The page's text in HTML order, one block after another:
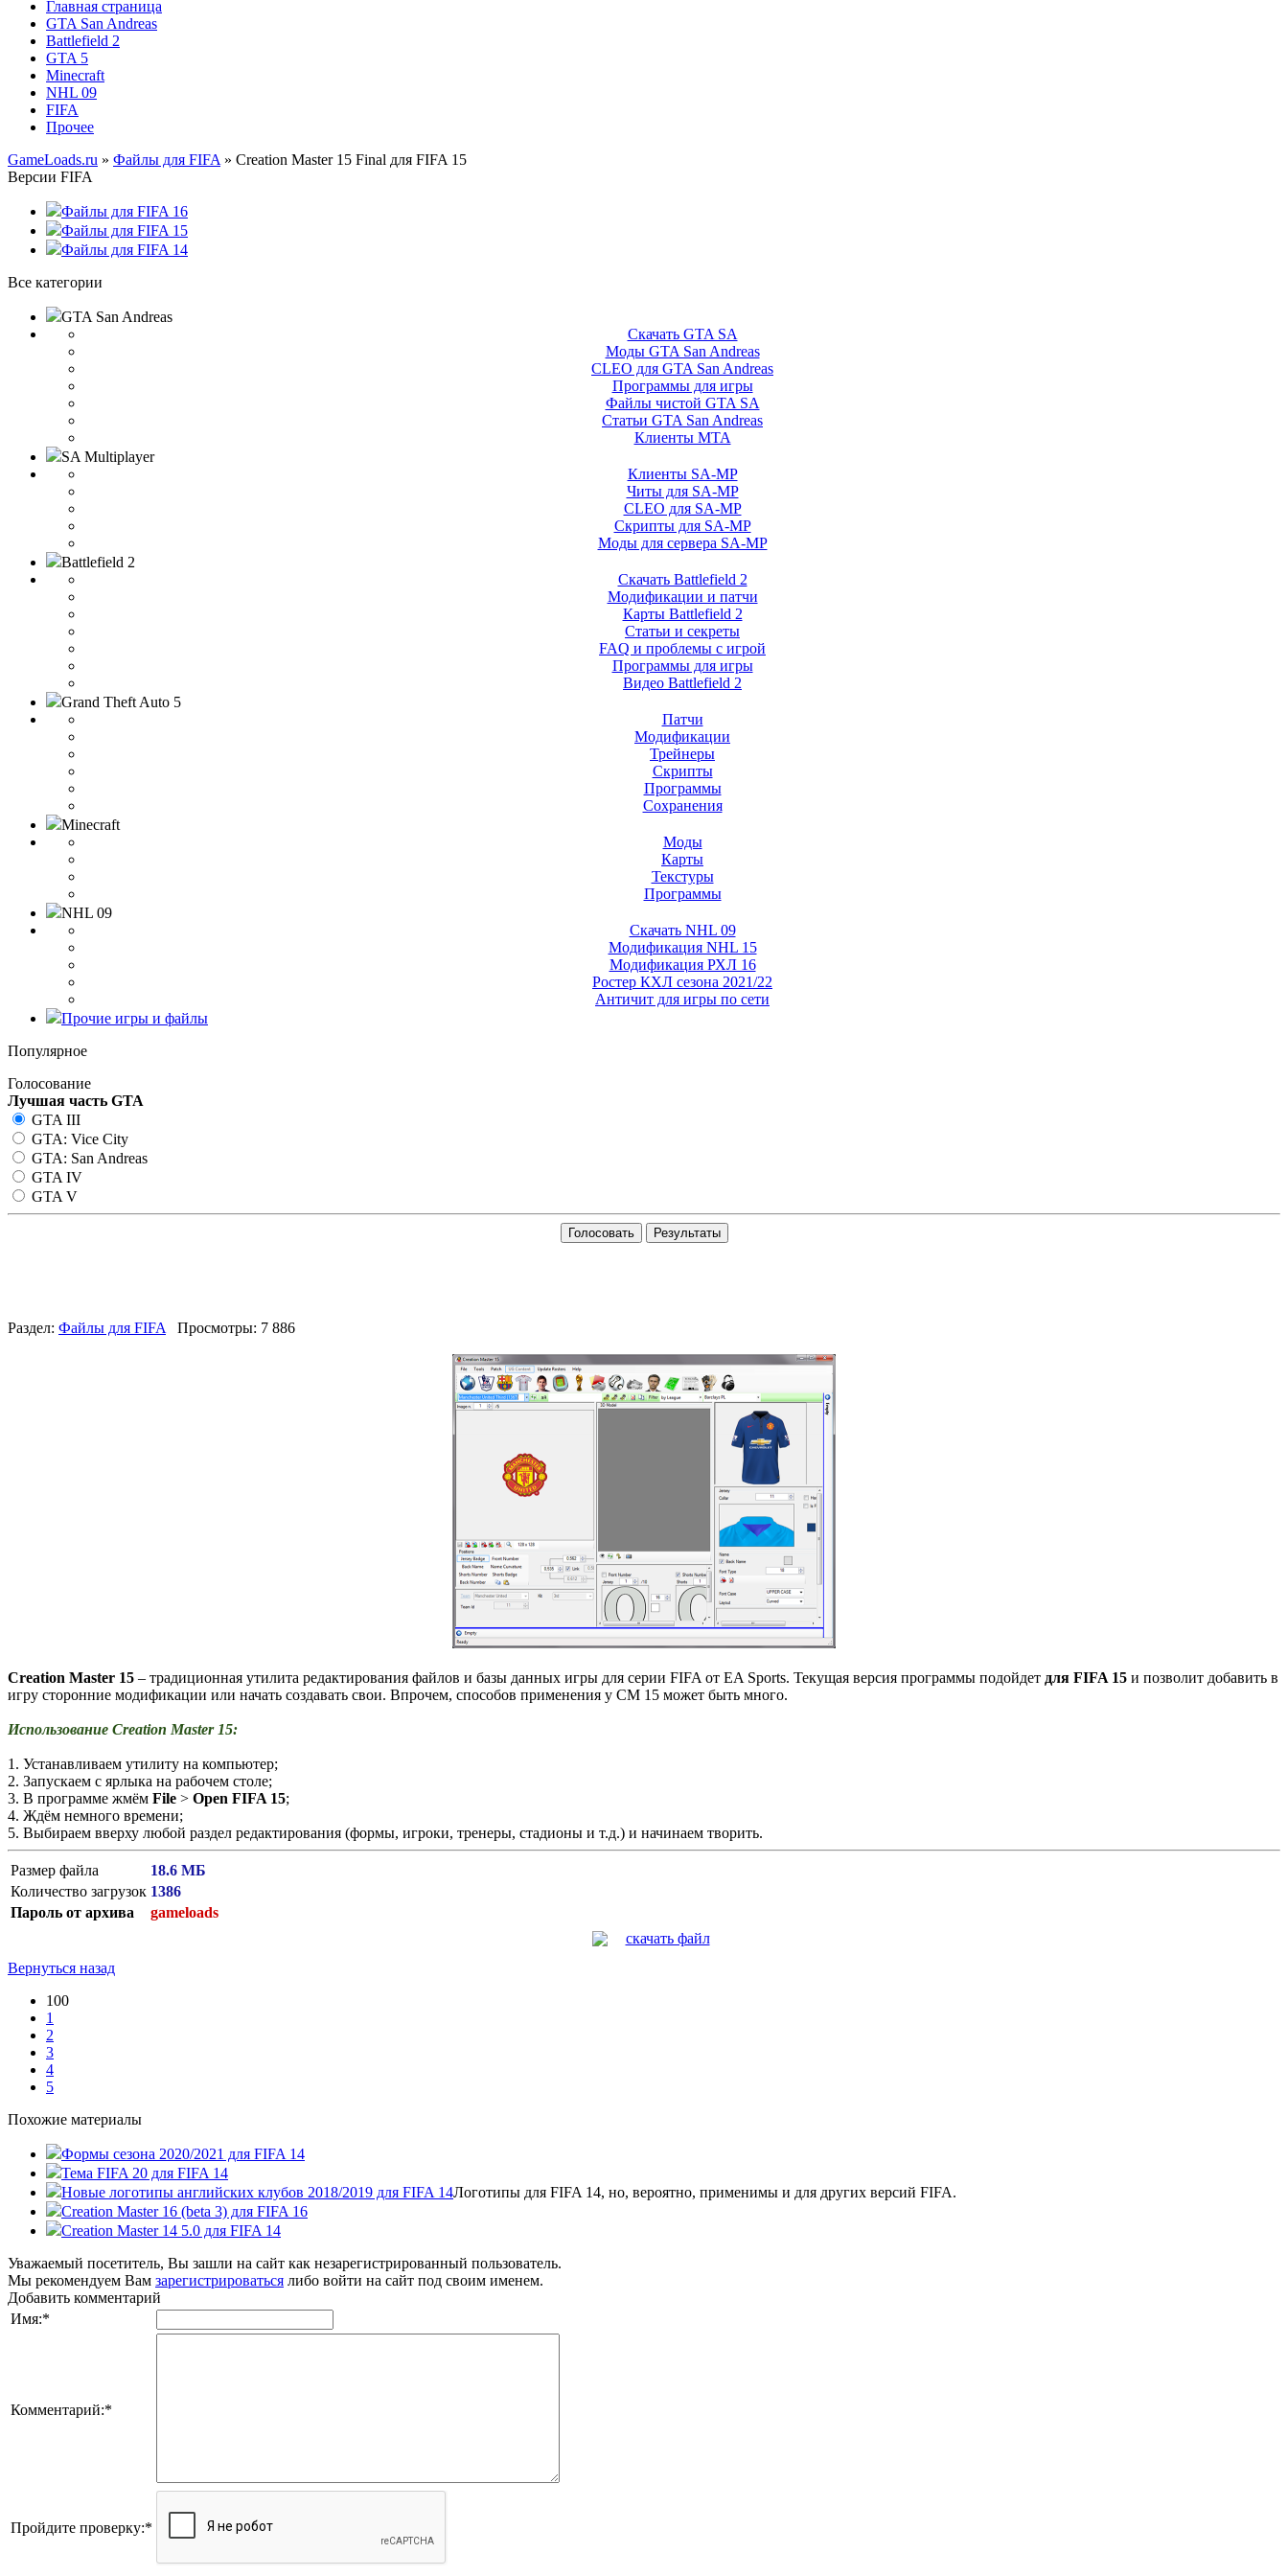
Главная страница
GTA San Andreas
Battlefield 2
GTA 5
Minecraft
NHL 09
FIFA
Прочее
GameLoads.ru » Файлы для FIFA » Creation Master 15 Final для FIFA 15
Версии FIFA
Файлы для FIFA 16
Файлы для FIFA 15
Файлы для FIFA 14
Все категории
GTA San Andreas
Скачать GTA SA
Моды GTA San Andreas
CLEO для GTA San Andreas
Программы для игры
Файлы чистой GTA SA
Статьи GTA San Andreas
Клиенты MTA
SA Multiplayer
Клиенты SA-MP
Читы для SA-MP
CLEO для SA-MP
Скрипты для SA-MP
Моды для сервера SA-MP
Battlefield 2
Скачать Battlefield 2
Модификации и патчи
Карты Battlefield 2
Статьи и секреты
FAQ и проблемы с игрой
Программы для игры
Видео Battlefield 2
Grand Theft Auto 5
Патчи
Модификации
Трейнеры
Скрипты
Программы
Сохранения
Minecraft
Моды
Карты
Текстуры
Программы
NHL 09
Скачать NHL 09
Модификация NHL 15
Модификация РХЛ 16
Ростер КХЛ сезона 2021/22
Античит для игры по сети
Прочие игры и файлы
Популярное
Голосование
Лучшая часть GTA
GTA III
GTA: Vice City
GTA: San Andreas
GTA IV
GTA V
Голосовать Результаты
Раздел: Файлы для FIFA Просмотры: 7 886
Creation Master 15 – традиционная утилита редактирования файлов и базы данных игры для серии FIFA от EA Sports. Текущая версия программы подойдет для FIFA 15 и позволит добавить в
игру сторонние модификации или начать создавать свои. Впрочем, способов применения у CM 15 может быть много.
Использование Creation Master 15:
1. Устанавливаем утилиту на компьютер;
2. Запускаем с ярлыка на рабочем столе;
3. В программе жмём File > Open FIFA 15;
4. Ждём немного времени;
5. Выбираем вверху любой раздел редактирования (формы, игроки, тренеры, стадионы и т.д.) и начинаем творить.
Размер файла
18.6 МБ
Количество загрузок 1386
Пароль от архива
gameloads
скачать файл
Вернуться назад
100
1
2
3
4
5
Похожие материалы
Формы сезона 2020/2021 для FIFA 14
Тема FIFA 20 для FIFA 14
Новые логотипы английских клубов 2018/2019 для FIFA 14Логотипы для FIFA 14, но, вероятно, применимы и для других версий FIFA.
Creation Master 16 (beta 3) для FIFA 16
Creation Master 14 5.0 для FIFA 14
Уважаемый посетитель, Вы зашли на сайт как незарегистрированный пользователь.
Мы рекомендуем Вам зарегистрироваться либо войти на сайт под своим именем.
Добавить комментарий
Имя:*
Комментарий:*
Пройдите проверку:*